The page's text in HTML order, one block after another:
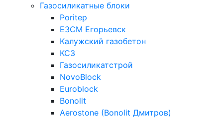
Газосиликатные блоки
Poritep
ЕЗСМ Егорьевск
Калужский газобетон
КСЗ
Газосиликатстрой
NovoBlock
Euroblock
Bonolit
Aerostone (Bonolit Дмитров)